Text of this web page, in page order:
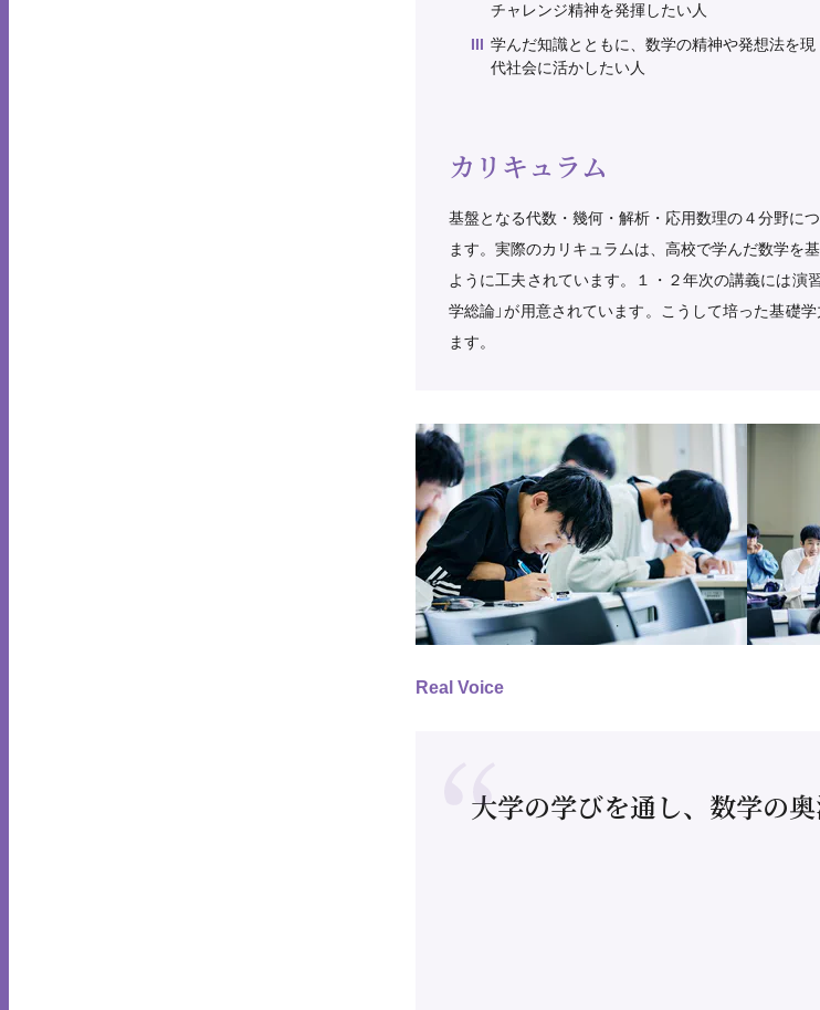
チャレンジ精神を発揮したい人
学んだ知識とともに、数学の精神や発想法を現
代社会に活かしたい人
カリキュラム
基盤となる代数・幾何・解析・応用数理の４分野に
ます。実際のカリキュラムは、高校で学んだ数学を
ように工夫されています。１・２年次の講義には演
学総論」が用意されています。こうして培った基礎
ます。
Real Voice
大学の学びを通し、数学の